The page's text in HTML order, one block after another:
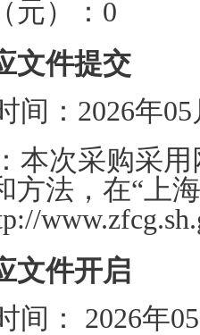
元）： 0
文件提交
间： 2026年
本次采购采
方法，在“上
文件开启
间： 2026年